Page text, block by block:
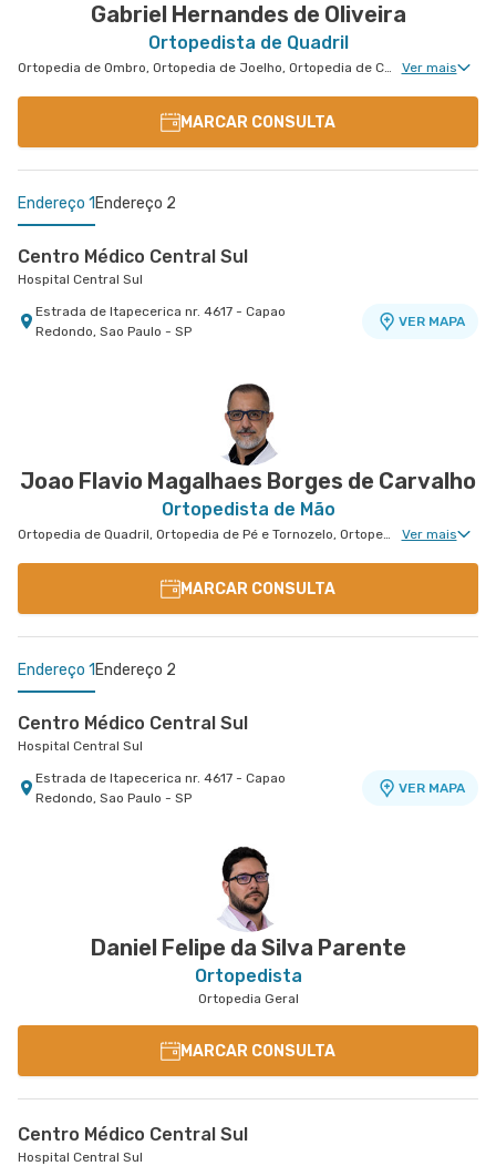
Gabriel Hernandes de Oliveira
Ortopedista de Quadril
Ortopedia de Ombro, Ortopedia de Joelho, Ortopedia de Coluna, Ortopedia Geral, Cirurgia de Joelho, Cirurgia de Coluna, Clínica da Dor Geral, Cirurgia de Quadril, Cirurgia de Ombro, Cirurgia de Pé e Tornozelo Ver mais
MARCAR CONSULTA
Endereço 1 Endereço 2
Centro Médico Central Sul
Hospital Central Sul
Estrada de Itapecerica nr. 4617 - Capao
Redondo, Sao Paulo - SP
VER MAPA
Rua Tiradentes nr. 149 - Vila Dora, Santo Andre -
Joao Flavio Magalhaes Borges de Carvalho
Ortopedista de Mão
Ortopedia de Quadril, Ortopedia de Pé e Tornozelo, Ortopedia de Joelho, Ortopedia de Coluna, Ortopedia Geral, Cirurgia de Joelho, Cirurgia de Coluna, Cirurgia de Punho, Medicina Esportiva Clinica, Ortopedia de Punho, Cirurgia de Cotovelo, Cirurgia de Pé e Tornozelo Ver mais
MARCAR CONSULTA
Endereço 1 Endereço 2
Centro Médico Central Sul
Hospital Central Sul
Estrada de Itapecerica nr. 4617 - Capao
Redondo, Sao Paulo - SP
VER MAPA
Hospital Central Oeste (Alphamed)
Avenida Corifeu de Azevedo Marques nr. 217 -
Daniel Felipe da Silva Parente
Ortopedista
Ortopedia Geral
MARCAR CONSULTA
Centro Médico Central Sul
Hospital Central Sul